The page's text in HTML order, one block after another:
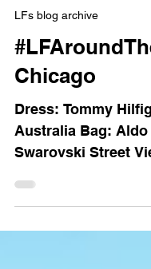
Luisa Ferss
LFs blog archive
Chicago
Dress: Tommy
Australia Bag:
Swarovski Street